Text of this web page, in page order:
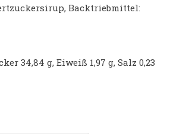
Backtriebmittel:
34,84 g, Eiweiß 1,97 g, Salz 0,23